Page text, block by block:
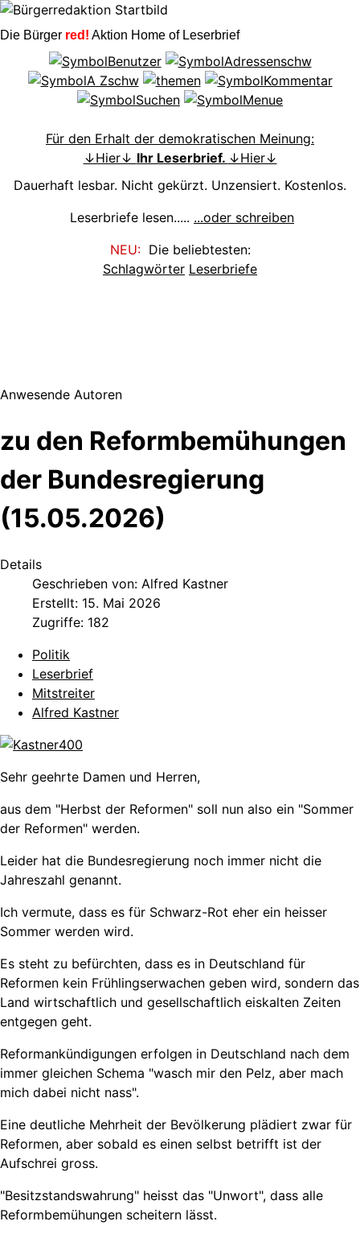
Die Bürger red! Aktion Home of Leserbrief
Für den Erhalt der demokratischen Meinung:
↓Hier↓ Ihr Leserbrief. ↓Hier↓
Dauerhaft lesbar. Nicht gekürzt. Unzensiert. Kostenlos.
Leserbriefe lesen..... ...oder schreiben
NEU:Die beliebtesten:
Schlagwörter Leserbriefe
Anwesende Autoren
zu den Reformbemühungen
der Bundesregierung
(15.05.2026)
Details
Geschrieben von: Alfred Kastner
Erstellt: 15. Mai 2026
Zugriffe: 182
Politik
Leserbrief
Mitstreiter
Alfred Kastner
Sehr geehrte Damen und Herren,
aus dem "Herbst der Reformen" soll nun also ein "Sommer
der Reformen" werden.
Leider hat die Bundesregierung noch immer nicht die
Jahreszahl genannt.
Ich vermute, dass es für Schwarz-Rot eher ein heisser
Sommer werden wird.
Es steht zu befürchten, dass es in Deutschland für
Reformen kein Frühlingserwachen geben wird, sondern das
Land wirtschaftlich und gesellschaftlich eiskalten Zeiten
entgegen geht.
Reformankündigungen erfolgen in Deutschland nach dem
immer gleichen Schema "wasch mir den Pelz, aber mach
mich dabei nicht nass".
Eine deutliche Mehrheit der Bevölkerung plädiert zwar für
Reformen, aber sobald es einen selbst betrifft ist der
Aufschrei gross.
"Besitzstandswahrung" heisst das "Unwort", dass alle
Reformbemühungen scheitern lässt.